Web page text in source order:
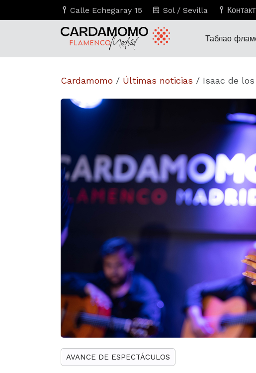
Calle Echegaray 15 Sol / Sevilla Контакт
Таблао
Cardamomo / Últimas noticias / Isaac de
AVANCE DE ESPECTÁCULOS